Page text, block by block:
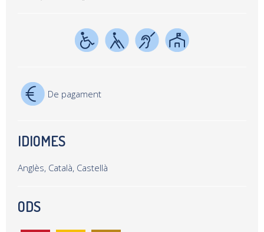
De pagament
IDIOMES
Anglès, Català, Castellà
ODS